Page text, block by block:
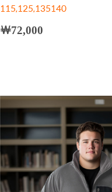
115,125,135140
￦72,000